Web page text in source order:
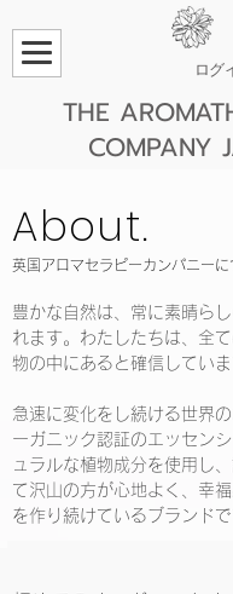
ログ
THE
COMPANY
About.
英国アロマセラピーカンパニーに
豊かな自然は、常に素晴ら
れます。わたしたちは、全
物の中にあると確信していま
急速に変化をし続ける世界
ーガニック認証のエッセン
ュラルな植物成分を使用し
て沢山の方が心地よく、幸
を作り続けているブランドで